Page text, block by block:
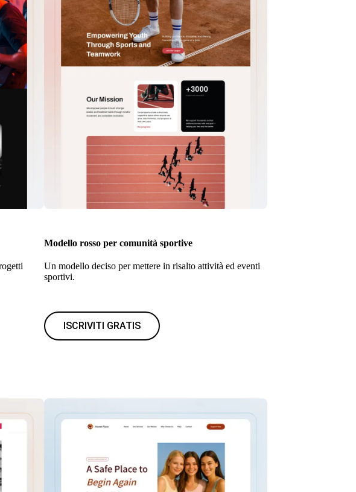
Modello rosso per comunità sportive
Un modello deciso per mettere in risalto attività ed eventi
sportivi.
ISCRIVITI GRATIS